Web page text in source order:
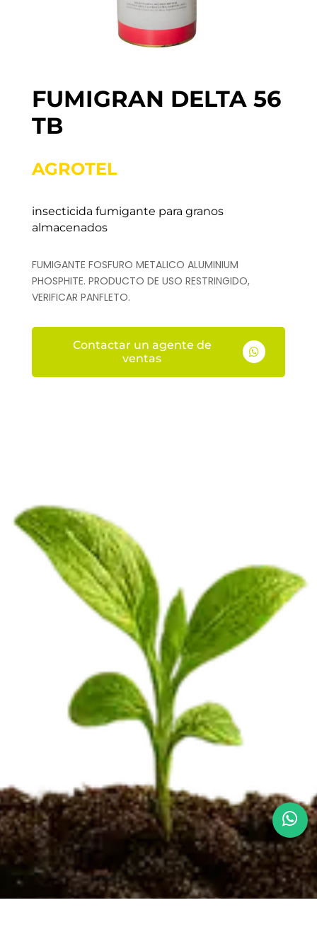
FUMIGRAN DELTA 56
TB
AGROTEL
insecticida fumigante para granos
almacenados
FUMIGANTE FOSFURO METALICO ALUMINIUM
PHOSPHITE. PRODUCTO DE USO RESTRINGIDO,
VERIFICAR PANFLETO.

Contactar un agente de
ventas